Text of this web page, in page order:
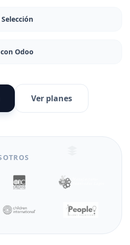
Odoo
Ver planes